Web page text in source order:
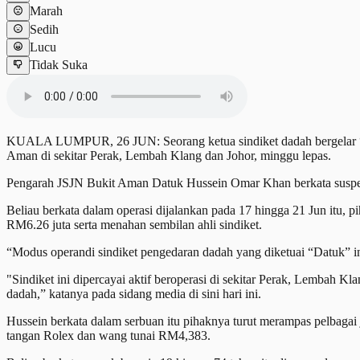
Marah
Sedih
Lucu
Tidak Suka
KUALA LUMPUR, 26 JUN: Seorang ketua sindiket dadah bergelar
Aman di sekitar Perak, Lembah Klang dan Johor, minggu lepas.
Pengarah JSJN Bukit Aman Datuk Hussein Omar Khan berkata
Beliau berkata dalam operasi dijalankan pada 17 hingga 21 Jun itu,
RM6.26 juta serta menahan sembilan ahli sindiket.
“Modus operandi sindiket pengedaran dadah yang diketuai
"Sindiket ini dipercayai aktif beroperasi di sekitar Perak, Lembah
dadah,” katanya pada sidang media di sini hari ini.
Hussein berkata dalam serbuan itu pihaknya turut merampas
tangan Rolex dan wang tunai RM4,383.